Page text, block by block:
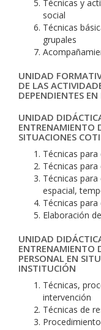
Técnicas y
social
Técnicas
grupales
UNIDAD
DE LAS
DEPENDIENTES
UNIDAD
ENTRENAMIENTO
SITUACIONES
Técnicas
Técnicas
Técnicas
espacial,
Técnicas
Elaboración
UNIDAD
ENTRENAMIENTO
PERSONAL EN
INSTITUCIÓN
Técnicas,
intervención
Técnicas de